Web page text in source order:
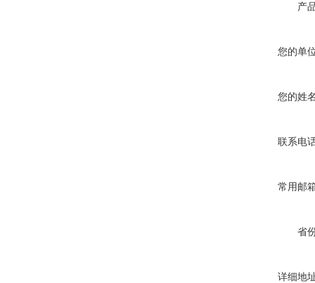
产
您的单
您的姓
联系电
常用邮
省
详细地